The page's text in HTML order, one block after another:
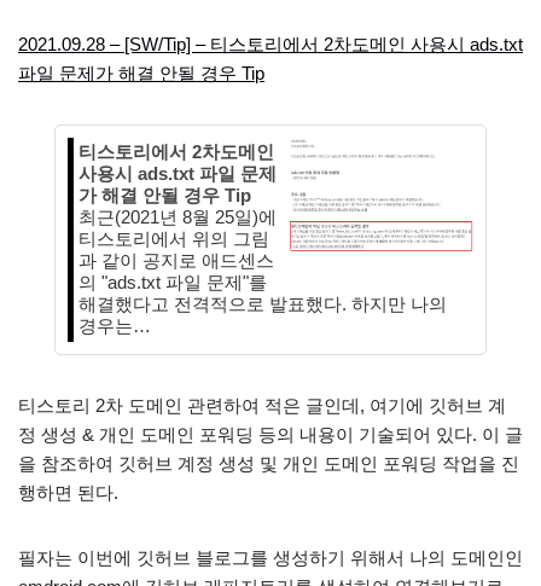
2021.09.28 – [SW/Tip] – 티스토리에서 2차도메인 사용시 ads.txt
파일 문제가 해결 안될 경우 Tip
티스토리에서 2차도메인
사용시 ads.txt 파일 문제
가 해결 안될 경우 Tip
최근(2021년 8월 25일)에
티스토리에서 위의 그림
과 같이 공지로 애드센스
의 "ads.txt 파일 문제"를
해결했다고 전격적으로 발표했다. 하지만 나의
경우는…
티스토리 2차 도메인 관련하여 적은 글인데, 여기에 깃허브 계
정 생성 & 개인 도메인 포워딩 등의 내용이 기술되어 있다. 이 글
을 참조하여 깃허브 계정 생성 및 개인 도메인 포워딩 작업을 진
행하면 된다.
필자는 이번에 깃허브 블로그를 생성하기 위해서 나의 도메인인